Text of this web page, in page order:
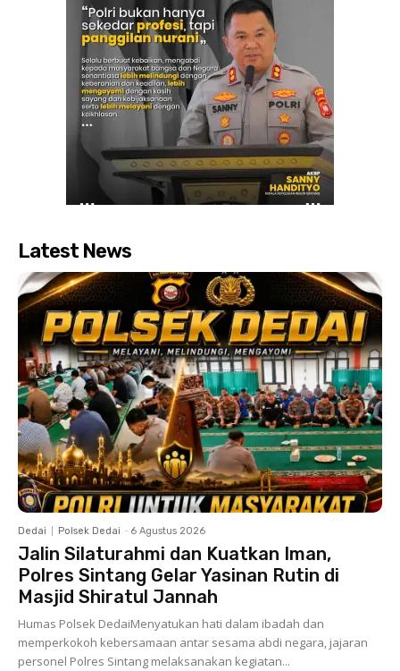
Latest News
Dedai Polsek Dedai - 6 Agustus 2026
Jalin Silaturahmi dan Kuatkan Iman,
Polres Sintang Gelar Yasinan Rutin di
Masjid Shiratul Jannah
Humas Polsek DedaiMenyatukan hati dalam ibadah dan
memperkokoh kebersamaan antar sesama abdi negara, jajaran
personel Polres Sintang melaksanakan kegiatan...